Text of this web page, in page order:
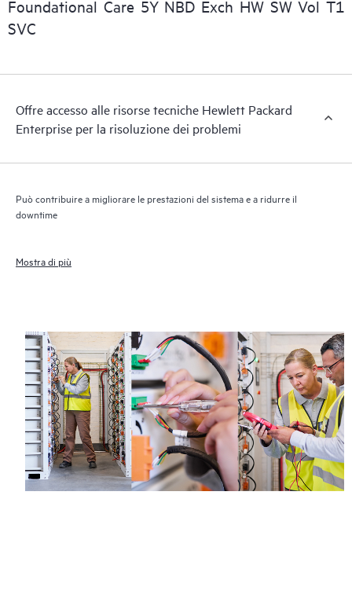
Foundational Care 5Y NBD Exch HW SW Vol T1
SVC
Offre accesso alle risorse tecniche Hewlett Packard
Enterprise per la risoluzione dei problemi
Può contribuire a migliorare le prestazioni del sistema e a ridurre il
downtime
Mostra di più